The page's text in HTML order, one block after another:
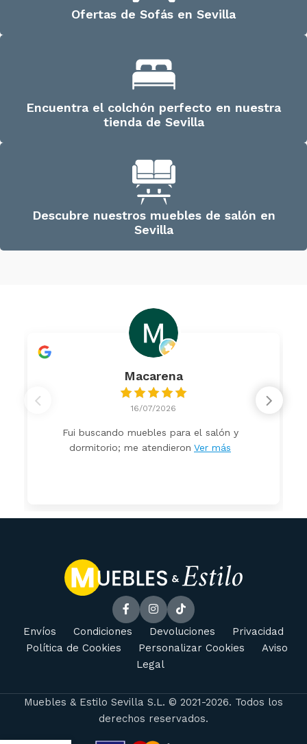
Ofertas de Sofás en Sevilla
Encuentra el colchón perfecto en nuestra
tienda de Sevilla
Descubre nuestros muebles de salón en
Sevilla
Macarena
16/07/2026
Fui buscando muebles para el salón y
dormitorio; me atendieron Ver más
Envíos Condiciones Devoluciones
Privacidad
Política de Cookies
Personalizar Cookies
Aviso
Legal
Muebles & Estilo Sevilla S.L. © 2021-2026. Todos los
derechos reservados.